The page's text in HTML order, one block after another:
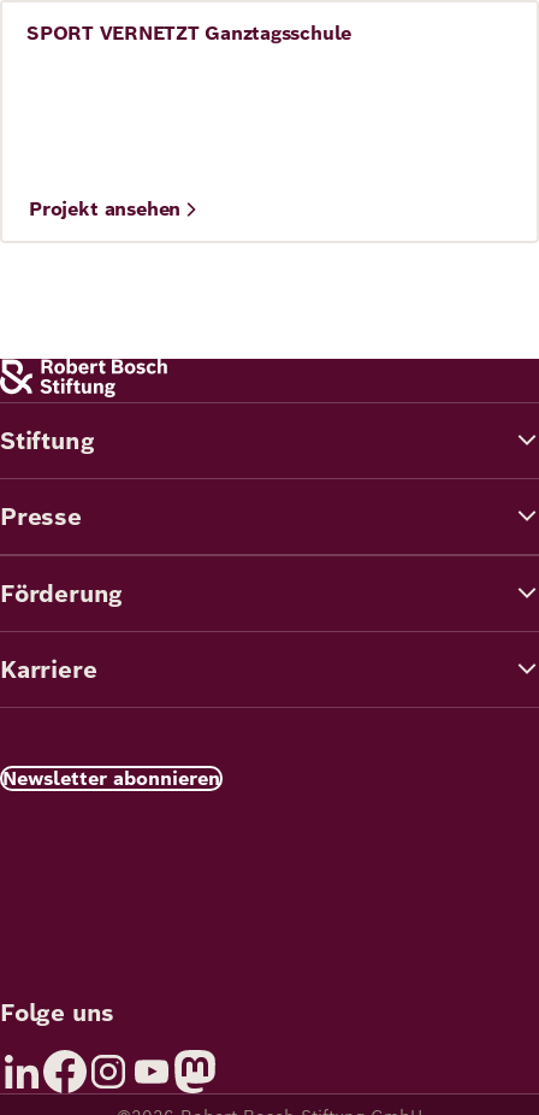
©
Kita und Schule
SPORT VERNETZT Ganztagsschule
Projekt ansehen
Stiftung
Presse
Förderung
Karriere
Newsletter abonnieren
Folge uns